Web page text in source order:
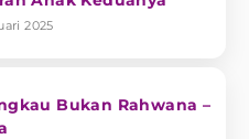
2025
Bukan Rahwana –